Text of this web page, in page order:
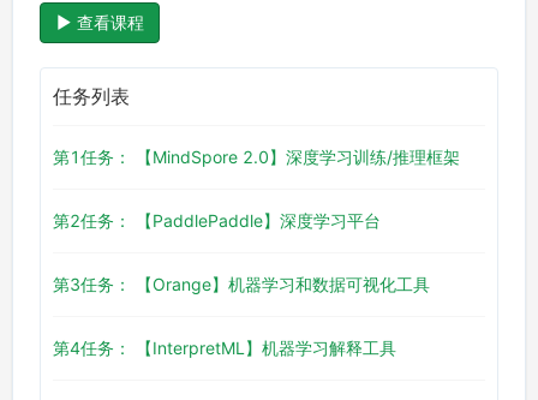
查看课程
任务列表
第1任务： 【MindSpore 2.0】深度学习训练/推理框架
第2任务： 【PaddlePaddle】深度学习平台
第3任务： 【Orange】机器学习和数据可视化工具
第4任务： 【InterpretML】机器学习解释工具